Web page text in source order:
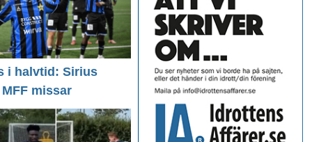
i halvtid: Sirius
missar